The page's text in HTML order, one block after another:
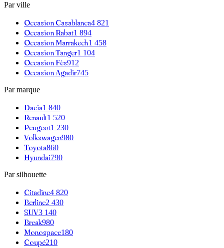
Par ville
OccasionCasablanca4 821
OccasionRabat1 894
OccasionMarrakech1 458
OccasionTanger1 104
OccasionFès912
OccasionAgadir745
Par marque
Dacia1 840
Renault1 520
Peugeot1 230
Volkswagen980
Toyota860
Hyundai790
Par silhouette
Citadine4 820
Berline2 430
SUV3 140
Break980
Monospace180
Coupé210